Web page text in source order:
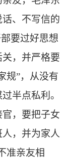
、不写信的
要过好思想
，并严格要
规”，从没有
半点私利。
，要把子女
，并为家人
准亲友相